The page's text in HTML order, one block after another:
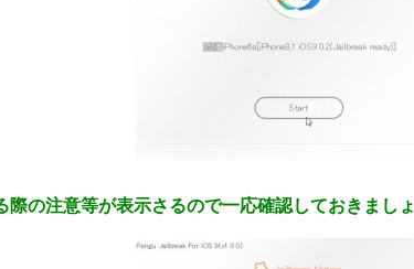
際の注意等が表示さるので一応確認しておきましょ